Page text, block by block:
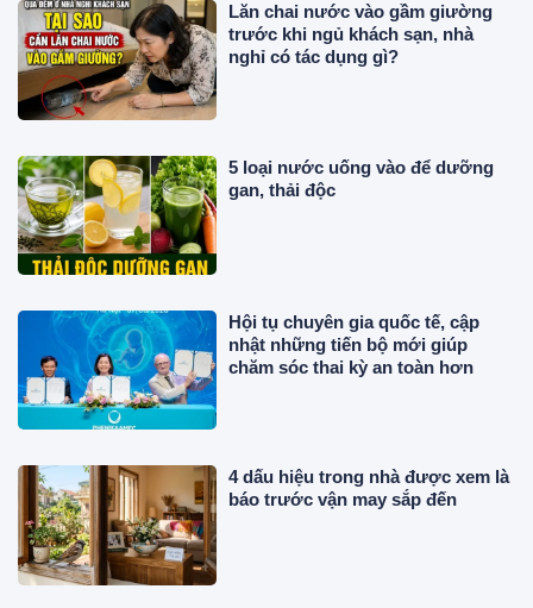
Lăn chai nước vào gầm giường
trước khi ngủ khách sạn, nhà
nghỉ có tác dụng gì?
5 loại nước uống vào để dưỡng
gan, thải độc
Hội tụ chuyên gia quốc tế, cập
nhật những tiến bộ mới giúp
chăm sóc thai kỳ an toàn hơn
4 dấu hiệu trong nhà được xem là
báo trước vận may sắp đến